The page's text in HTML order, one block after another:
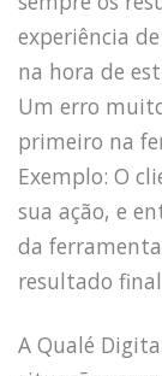
experiência
na hora de
Um erro
primeiro na
Exemplo: O
sua ação, e
da
resultado
A Qualé